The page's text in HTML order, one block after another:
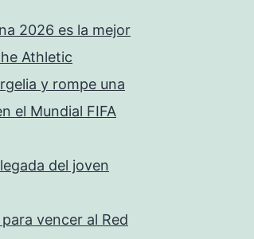
2026 es la mejor
Athletic
y rompe una
el Mundial FIFA
del joven
vencer al Red